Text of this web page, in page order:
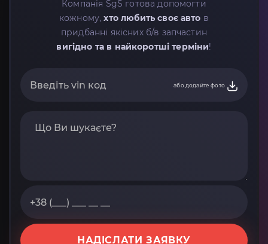
Компанія SgS готова допомогти
кожному,хто любить своє авто в
придбанні якісних б/в запчастин
вигідно та в найкоротші терміни!
або додайте фото
НАДІСЛАТИ ЗАЯВКУ